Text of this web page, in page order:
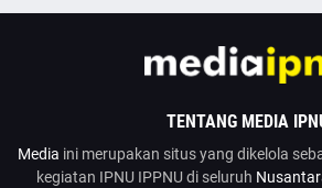
TENTANG MEDIA
Media ini merupakan situs yang dikelola
kegiatan IPNU IPPNU di seluruh